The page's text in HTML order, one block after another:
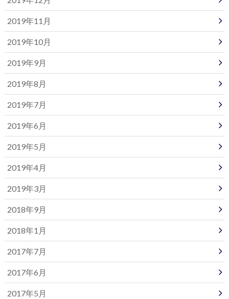
2019年11月
2019年10月
2019年9月
2019年8月
2019年7月
2019年6月
2019年5月
2019年4月
2019年3月
2018年9月
2018年1月
2017年7月
2017年6月
2017年5月